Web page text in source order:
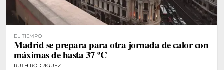
EL TIEMPO
Madrid se prepara para otra jornada de calor con
máximas de hasta 37 ºC
RUTH RODRÍGUEZ